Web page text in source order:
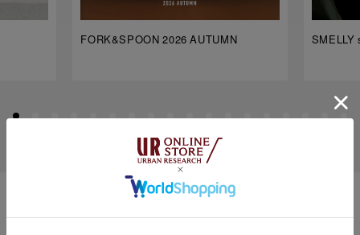
FORK&SPOON 2026 AUTUMN SMELLY